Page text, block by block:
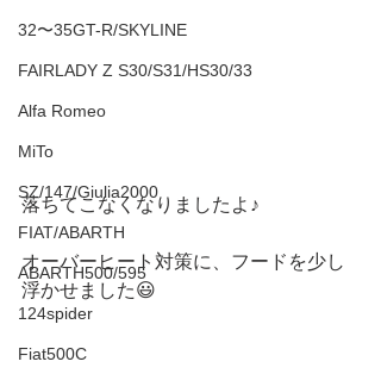
32〜35GT-R/SKYLINE
FAIRLADY Z S30/S31/HS30/33
Alfa Romeo
MiTo
SZ/147/Giulia2000
FIAT/ABARTH
ABARTH500/595
124spider
Fiat500C
落ちてこなくなりましたよ♪
オーバーヒート対策に、フードを少し
浮かせました😃